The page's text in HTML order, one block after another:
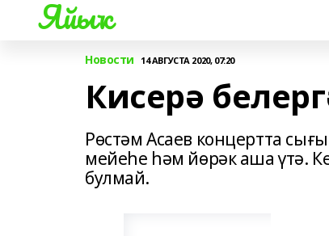
Яйыҡ
Новости 14 АВГУСТА 2020, 07:20
Кисерә
Рөстәм Асаев концертта
мейеһе һәм йөрәк аша үтә.
булмай.